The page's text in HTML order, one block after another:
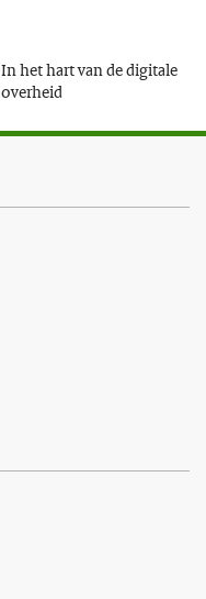
In het hart van de digitale
overheid